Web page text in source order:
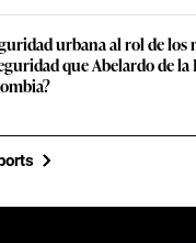
urbana al rol de los
que Abelardo de